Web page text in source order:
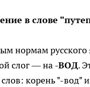
в слове
нормам
слог — на -ВОД.
корень "-вод"